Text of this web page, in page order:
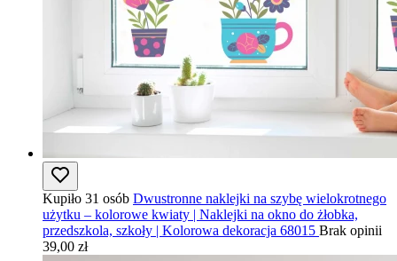
Kupiło 31 osób Dwustronne naklejki na szybę wielokrotnego
użytku – kolorowe kwiaty | Naklejki na okno do żłobka,
przedszkola, szkoły | Kolorowa dekoracja 68015 Brak opinii
39,00 zł